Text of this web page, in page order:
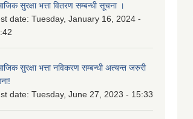
सुरक्षा भत्ता वितरण सम्बन्धी सूचना ।
date: Tuesday, January 16, 2024 -
सुरक्षा भत्ता नविकरण सम्बन्धी अत्यन्त जरुरी
date: Tuesday, June 27, 2023 - 15:33